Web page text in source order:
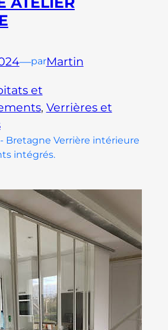
—parMartin
et
, Verrières et
Bretagne Verrière intérieure
intégrés.